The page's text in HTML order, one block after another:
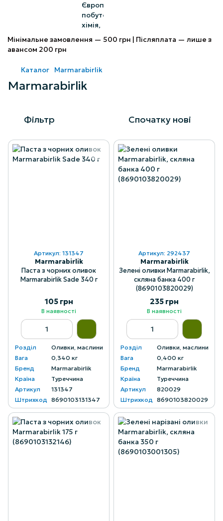
Мінімальне замовлення — 500 грн | Післяплата — лише з
авансом 200 грн
Каталог Marmarabirlik
Marmarabirlik
Фільтр Спочатку нові
Артикул: 131347
Marmarabirlik
Паста з чорних оливок
Marmarabirlik Sade 340 г
105 грн
В наявності
Розділ
Оливки, маслини
Вага
0,340 кг
Бренд
Marmarabirlik
Країна
Туреччина
Артикул
131347
Штрихкод 8690103131347
Артикул: 292437
Marmarabirlik
Зелені оливки Marmarabirlik,
скляна банка 400 г
(8690103820029)
235 грн
В наявності
Розділ
Оливки, маслини
Вага
0,400 кг
Бренд
Marmarabirlik
Країна
Туреччина
Артикул
820029
Штрихкод 8690103820029